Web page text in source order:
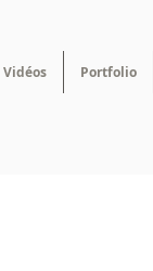
Vidéos Portfolio